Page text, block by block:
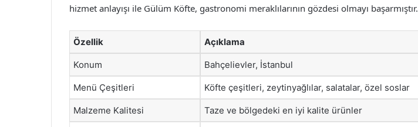
hizmet anlayışı ile Gülüm Köfte, gastronomi meraklılarının gözdesi olmayı başarmıştır.
Özellik Açıklama
Konum Bahçelievler, İstanbul
Menü Çeşitleri Köfte çeşitleri, zeytinyağlılar, salatalar, özel soslar
Malzeme Kalitesi Taze ve bölgedeki en iyi kalite ürünler